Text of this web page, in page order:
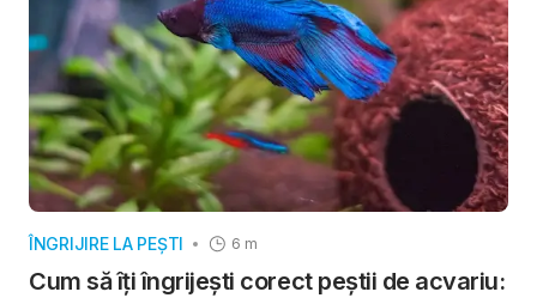
ÎNGRIJIRE LA PEȘTI 6 m
Cum să îți îngrijești corect peștii de acvariu: